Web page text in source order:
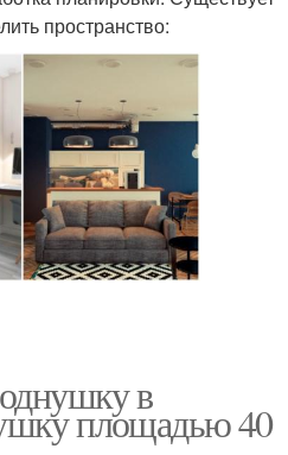
пространство:
в
площадью 40